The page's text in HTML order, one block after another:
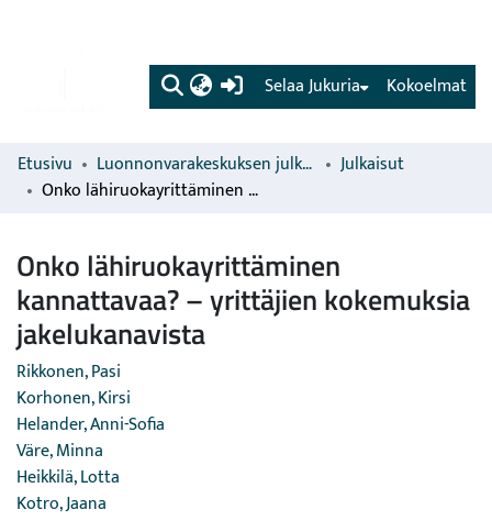
(current) Kokoelmat
Selaa Jukuria
Etusivu Luonnonvarakeskuksen julkaisut
Julkaisut
Onko lähiruokayrittäminen kannattavaa? – yrittäjien kokemuksia jakelukanavista
Onko lähiruokayrittäminen
kannattavaa? – yrittäjien kokemuksia
jakelukanavista
Rikkonen, Pasi
Korhonen, Kirsi
Helander, Anni-Sofia
Väre, Minna
Heikkilä, Lotta
Kotro, Jaana